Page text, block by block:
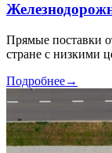
Прямые поставки
стране с низкими
Подробнее→